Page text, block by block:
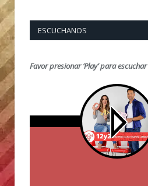
ESCUCHANOS
Favor presionar ‘Play’ para escuchar